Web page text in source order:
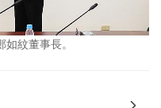
紋董事長。